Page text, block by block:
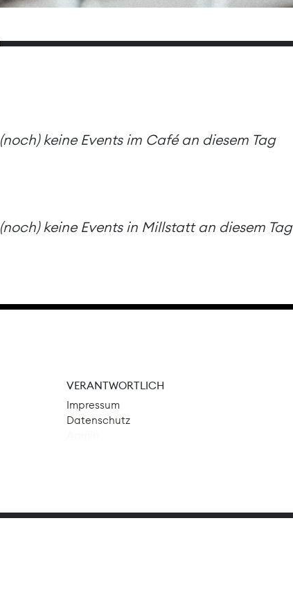
(noch) keine Events im Café an diesem Tag
(noch) keine Events in Millstatt an diesem Tag
VERANTWORTLICH
Impressum
Datenschutz